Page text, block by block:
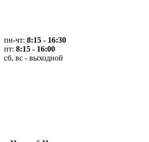
пн-чт: 8:15 - 16:30
пт: 8:15 - 16:00
сб, вс - выходной